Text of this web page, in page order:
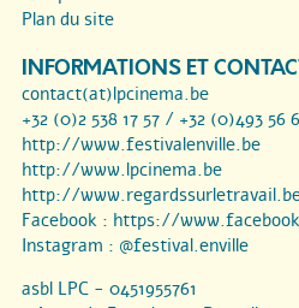
Plan du site
INFORMATIONS ET
contact(at)lpcinema.be
+32 (0)2 538 17 57 / +32 (0)493 56
http://www.festivalenville.be
http://www.lpcinema.be
http://
Facebook : https://
Instagram : @festival.enville
asbl LPC - 0451955761